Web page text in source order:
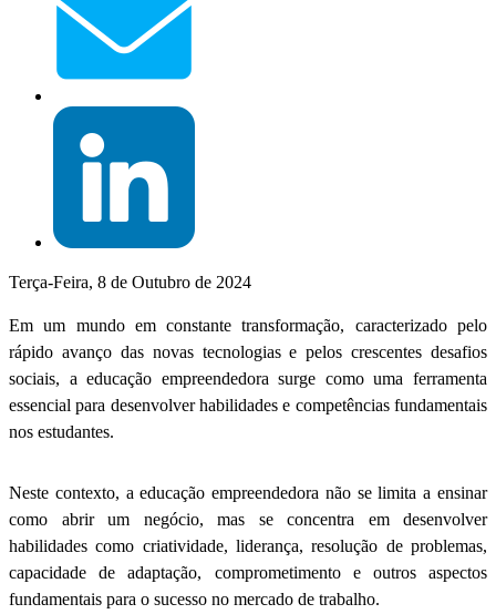
Terça-Feira, 8 de Outubro de 2024
Em um mundo em constante transformação, caracterizado pelo
rápido avanço das novas tecnologias e pelos crescentes desafios
sociais, a educação empreendedora surge como uma ferramenta
essencial para desenvolver habilidades e competências fundamentais
nos estudantes.
Neste contexto, a educação empreendedora não se limita a ensinar
como abrir um negócio, mas se concentra em desenvolver
habilidades como criatividade, liderança, resolução de problemas,
capacidade de adaptação, comprometimento e outros aspectos
fundamentais para o sucesso no mercado de trabalho.